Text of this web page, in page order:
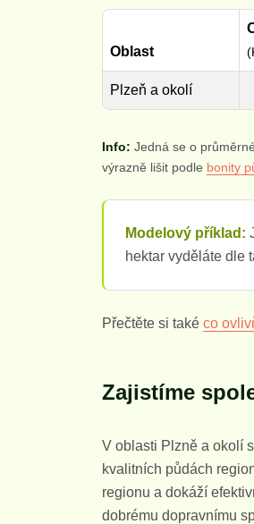
Oblast
Plzeň a okolí
Info: Jedná se o
výrazně lišit podle bonity
Modelový příklad:
hektar vyděláte dle
Přečtěte si také co
Zajistíme
V oblasti Plzně a okolí
kvalitních půdách
regionu a dokáží
dobrému dopravnímu